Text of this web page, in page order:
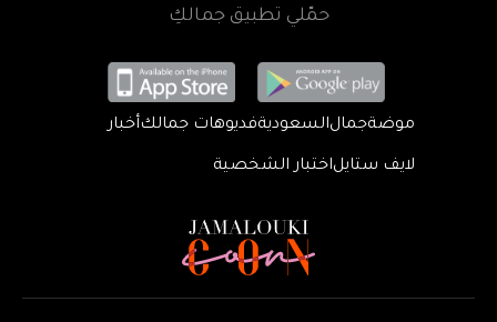
حمّلي تطبيق جمالكِ
موضةجمالالسعوديةفديوهات جمالكأخبار
لايف ستايلاختبار الشخصية